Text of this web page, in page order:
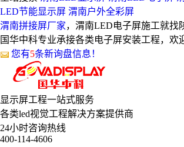
LED节能显示屏 渭南户外全彩屏
渭南拼接屏厂家，渭南LED电子屏施工就找
国华中科专业承接各类电子屏安装工程，欢
您有5条新询盘信息！
显示屏工程一站式服务
各类led视觉工程解决方案提供商
24小时咨询热线
400-114-4606